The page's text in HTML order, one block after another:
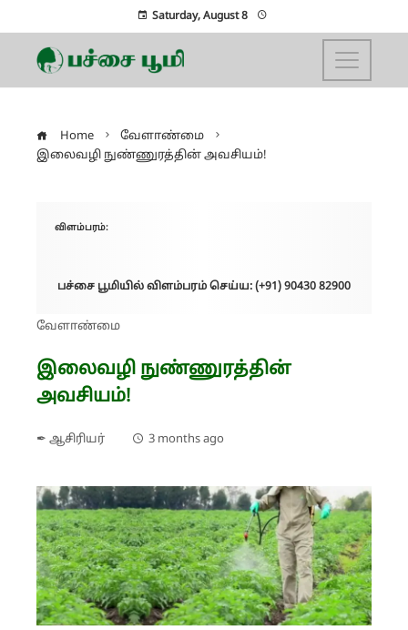
Saturday, August 8
Home
வேளாண்மை
இலைவழி நுண்ணுரத்தின் அவசியம்!
விளம்பரம்:
பச்சை பூமியில் விளம்பரம் செய்ய: (+91) 90430 82900
வேளாண்மை
இலைவழி நுண்ணுரத்தின்
அவசியம்!
✒ ஆசிரியர் 3 months ago